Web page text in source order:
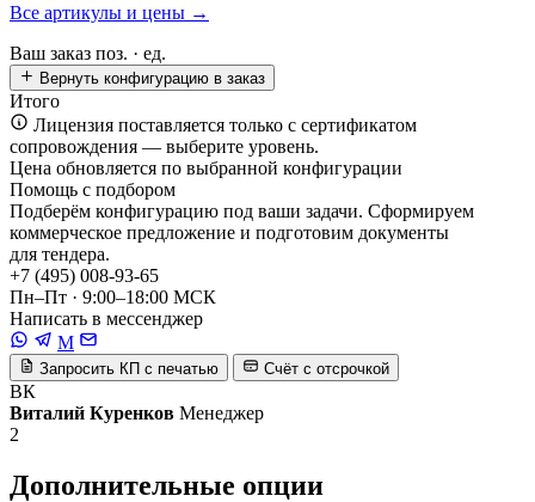
Все артикулы и цены →
Ваш заказ поз. · ед.
Вернуть конфигурацию в заказ
Итого
Лицензия поставляется только с сертификатом
сопровождения — выберите уровень.
Цена обновляется по выбранной конфигурации
Помощь с подбором
Подберём конфигурацию под ваши задачи. Сформируем
коммерческое предложение и подготовим документы
для тендера.
+7 (495) 008-93-65
Пн–Пт · 9:00–18:00 МСК
Написать в мессенджер
M
Запросить КП с печатью Счёт с отсрочкой
ВК
Виталий Куренков Менеджер
2
Дополнительные опции